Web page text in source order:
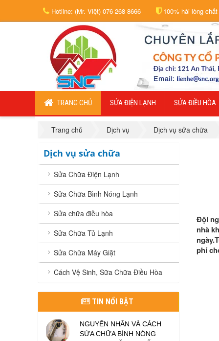
Hotline: (Mr. Việt) 076 268 8666 100% hài lòng
TRANG CHỦ SỬA ĐIỆN LẠNH SỬA ĐIỀU HÒA
Trang chủ Dịch vụ Dịch vụ sửa chữa
Đội
nhà
phí
Dịch vụ sửa chữa
Sửa Chữa Điện Lạnh
Sửa Chữa Bình Nóng Lạnh
Sửa chữa điều hòa
Sửa Chữa Tủ Lạnh
Sửa Chữa Máy Giặt
Cách Vệ Sinh, Sữa Chữa Điều Hòa
TIN NỔI BẬT
NGUYÊN NHÂN VÀ CÁCH
SỬA CHỮA BÌNH NÓNG